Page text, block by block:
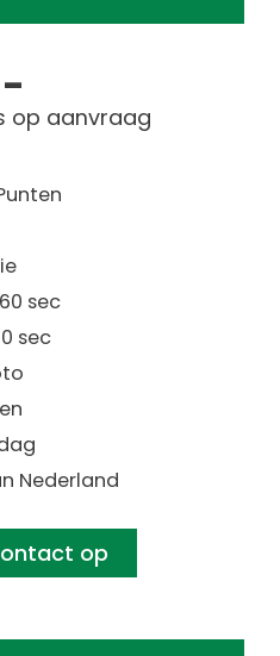
-
op aanvraag
sec
sec
Nederland
op